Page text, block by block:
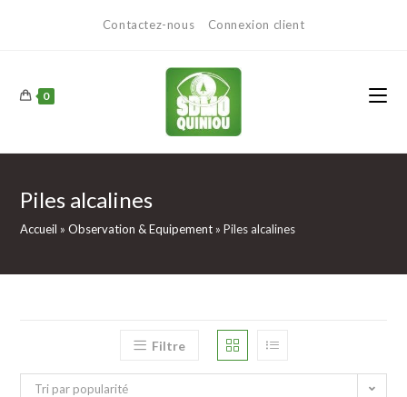
Contactez-nous Connexion client
0
Piles alcalines
Accueil »Observation & Equipement »Piles alcalines
Filtre
Tri par popularité